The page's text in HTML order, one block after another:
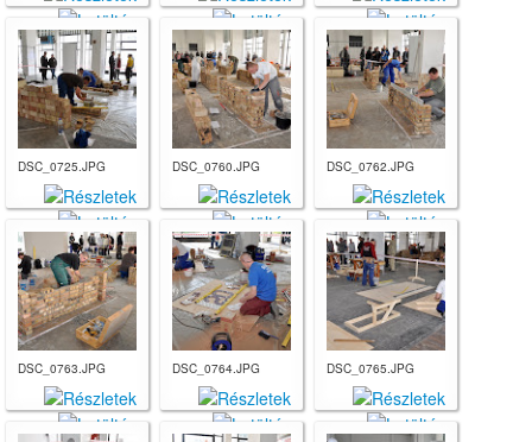
DSC_0725.JPG DSC_0760.JPG DSC_0762.JPG
DSC_0763.JPG DSC_0764.JPG DSC_0765.JPG